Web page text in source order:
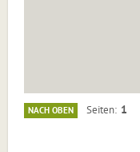
NACH OBEN Seiten 1